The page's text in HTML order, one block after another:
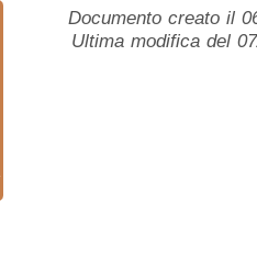
Documento creato il
Ultima modifica del